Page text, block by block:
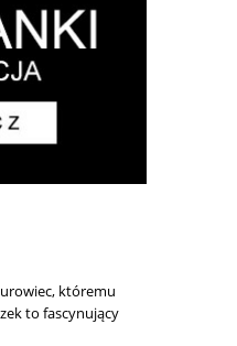
któremu
to fascynujący